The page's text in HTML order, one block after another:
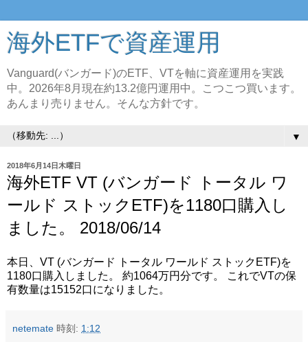
海外ETFで資産運用
Vanguard(バンガード)のETF、VTを軸に資産運用を実践
中。2026年8月現在約13.2億円運用中。こつこつ買います。
あんまり売りません。そんな方針です。
▼
2018年6月14日木曜日
海外ETF VT (バンガード トータル ワ
ールド ストックETF)を1180口購入し
ました。 2018/06/14
本日、VT (バンガード トータル ワールド ストックETF)を
1180口購入しました。 約1064万円分です。 これでVTの保
有数量は15152口になりました。
netemate 時刻: 1:12